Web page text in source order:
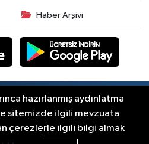
Kadın ve Çocuk Giyimde Yeni
Minik Terzi’den Anne-
Stilini Tamamlayan
Akhisar'da Atatürk
yine 6 saatlik elektrik
Akhisar'da Cumhuriyet
Haber Arşivi
Press Haber 2012-2026 Her
hakkı saklıdır.
hazırlanmış aydınlatma
sitemizde ilgili mevzuata
çerezlerle ilgili bilgi almak